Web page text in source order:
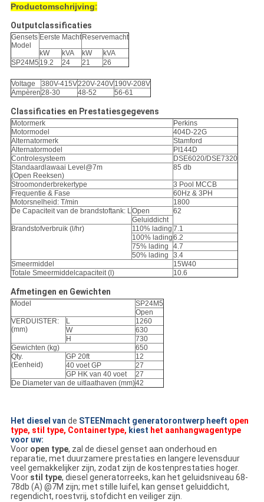
Productomschrijving:
Outputclassificaties
Gensets
Model
Eerste Macht Reservemacht
kW
kVA kW
kVA
SP24M5 19.2 24 21 26
Voltage 380V-415V220V-240V190V-208V
Ampèren28-30 48-52 56-61
Classificaties en Prestatiesgegevens
Motormerk
Perkins
Motormodel
404D-22G
Alternatormerk
Stamford
Alternatormodel
PI144D
Controlesysteem
DSE6020/DSE7320
Standaardlawaai Level@7m
(Open Reeksen)
85 db
Stroomonderbrekertype
3 Pool MCCB
Frequentie & Fase
60Hz & 3PH
Motorsnelheid: T/min
1800
De Capaciteit van de brandstoftank: LOpen
62
Geluiddicht
Brandstofverbruik (l/hr)
110% lading 7.1
100% lading6.2
75% lading
4.7
50% lading
3.4
Smeermiddel
15W40
Totale Smeermiddelcapaciteit (l)
10.6
Afmetingen en Gewichten
Model
SP24M5
Open
VERDUISTER:
(mm)
L
1260
W
630
H
730
Gewichten (kg)
650
Qty.
(Eenheid)
GP 20ft
12
40 voet GP
27
GP HK van 40 voet
27
De Diameter van de uitlaathaven (mm)42
Het diesel van de STEENmacht generatorontwerp heeft open
type, stil type, Containertype, kiest het aanhangwagentype
voor uw:
Voor open type, zal de diesel genset aan onderhoud en
reparatie, met duurzamere prestaties en langere levensduur
veel gemakkelijker zijn, zodat zijn de kostenprestaties hoger.
Voor stil type, diesel generatorreeks, kan het geluidsniveau 68-
78db (A) @7M zijn; met stille luifel, kan genset geluiddicht,
regendicht, roestvrij, stofdicht en veiliger zijn.